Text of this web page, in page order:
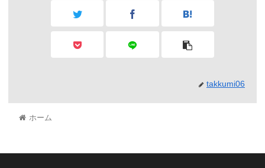
takkumi06
ホーム